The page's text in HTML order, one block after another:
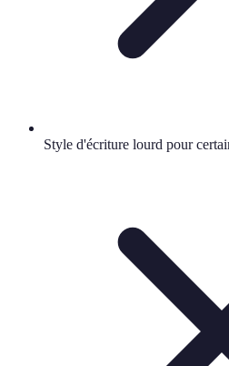
Style d'écriture lourd pour